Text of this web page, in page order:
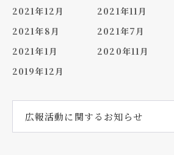
2021年12月
2021年11月
2021年8月
2021年7月
2021年1月
2020年11月
2019年12月
広報活動に関する お知らせ